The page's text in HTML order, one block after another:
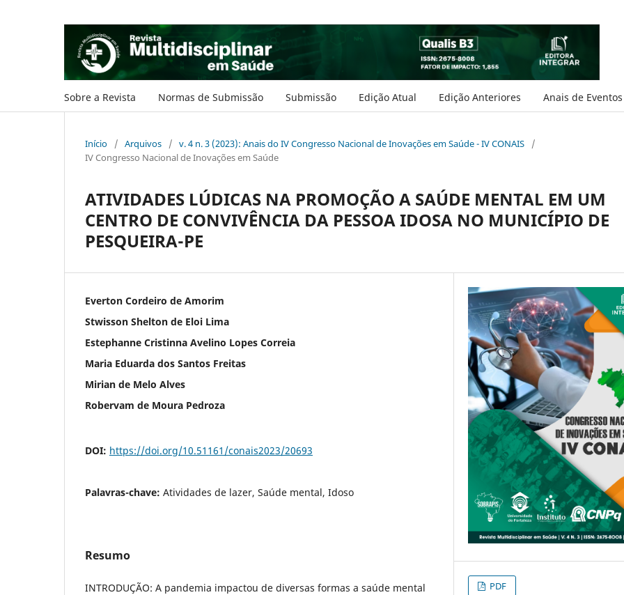
Sobre a Revista Normas de Submissão Submissão Edição Atual Edição Anteriores Anais de Eventos
Início / Arquivos / v. 4 n. 3 (2023): Anais do IV Congresso Nacional de Inovações em Saúde - IV CONAIS
/
IV Congresso Nacional de Inovações em Saúde
ATIVIDADES LÚDICAS NA PROMOÇÃO A SAÚDE MENTAL EM UM
CENTRO DE CONVIVÊNCIA DA PESSOA IDOSA NO MUNICÍPIO DE
PESQUEIRA-PE
Everton Cordeiro de Amorim
Stwisson Shelton de Eloi Lima
Estephanne Cristinna Avelino Lopes Correia
Maria Eduarda dos Santos Freitas
Mirian de Melo Alves
Robervam de Moura Pedroza
DOI: https://doi.org/10.51161/conais2023/20693
Palavras-chave: Atividades de lazer, Saúde mental, Idoso
Resumo
INTRODUÇÃO: A pandemia impactou de diversas formas a saúde mental
PDF